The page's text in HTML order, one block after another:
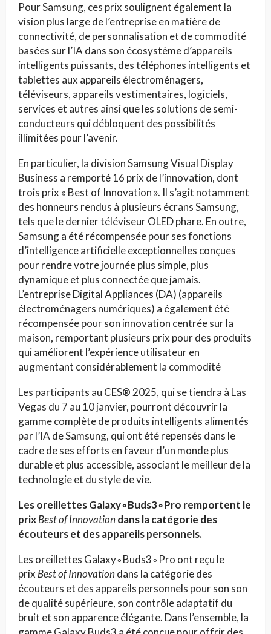
Pour Samsung, ces prix soulignent également la
vision plus large de l’entreprise en matière de
connectivité, de personnalisation et de commodité
basées sur l’IA dans son écosystème d’appareils
intelligents puissants, des téléphones intelligents et
tablettes aux appareils électroménagers,
téléviseurs, appareils vestimentaires, logiciels,
services et autres ainsi que les solutions de semi-
conducteurs qui débloquent des possibilités
illimitées pour l’avenir.
En particulier, la division Samsung Visual Display
Business a remporté 16 prix de l’innovation, dont
trois prix « Best of Innovation ». Il s’agit notamment
des honneurs rendus à plusieurs écrans Samsung,
tels que le dernier téléviseur OLED phare. En outre,
Samsung a été récompensée pour ses fonctions
d’intelligence artificielle exceptionnelles conçues
pour rendre votre journée plus simple, plus
dynamique et plus connectée que jamais.
L’entreprise Digital Appliances (DA) (appareils
électroménagers numériques) a également été
récompensée pour son innovation centrée sur la
maison, remportant plusieurs prix pour des produits
qui améliorent l’expérience utilisateur en
augmentant considérablement la commodité
Les participants au CES® 2025, qui se tiendra à Las
Vegas du 7 au 10 janvier, pourront découvrir la
gamme complète de produits intelligents alimentés
par l’IA de Samsung, qui ont été repensés dans le
cadre de ses efforts en faveur d’un monde plus
durable et plus accessible, associant le meilleur de la
technologie et du style de vie.
Les oreillettes Galaxy∘Buds3∘Pro remportent le
prixBest of Innovationdans la catégorie des
écouteurs et des appareils personnels.
Les oreillettes Galaxy∘Buds3∘ Pro ont reçu le
prixBest of Innovationdans la catégorie des
écouteurs et des appareils personnels pour son son
de qualité supérieure, son contrôle adaptatif du
bruit et son apparence élégante. Dans l’ensemble, la